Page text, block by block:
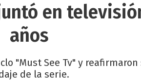
en
años
"Must See Tv" y
de la serie.